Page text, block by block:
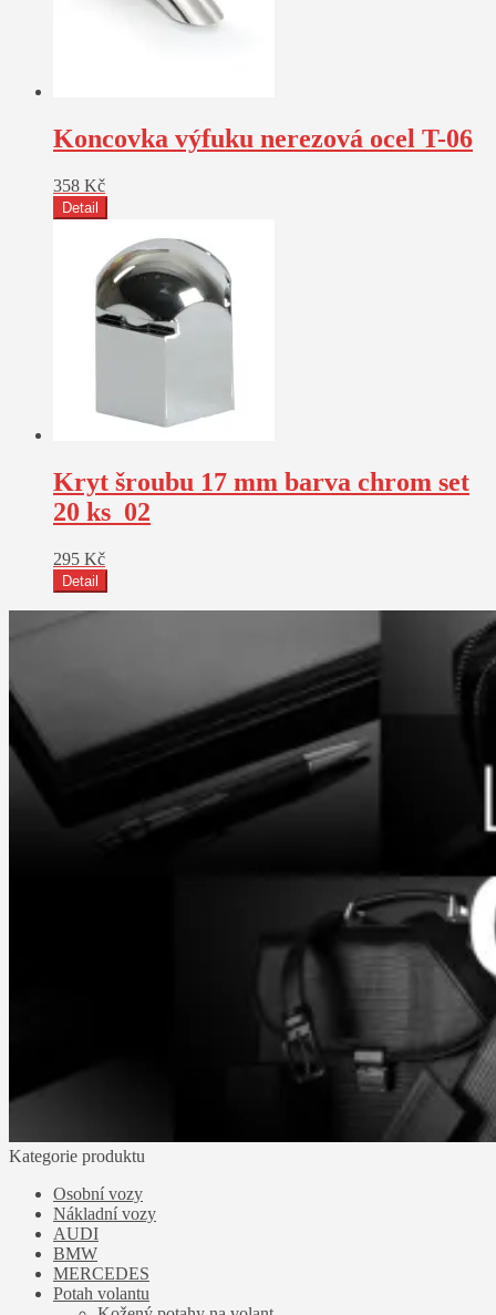
Koncovka výfuku nerezová ocel T-06
358 Kč
Detail
Kryt šroubu 17 mm barva chrom set
20 ks_02
295 Kč
Detail
Kategorie produktu
Osobní vozy
Nákladní vozy
AUDI
BMW
MERCEDES
Potah volantu